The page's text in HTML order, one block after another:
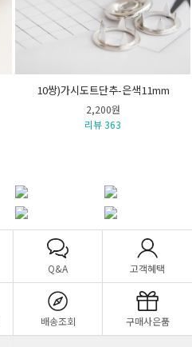
10쌍)가시도트단추-은색11mm
2,200원
리뷰 363
Q&A 고객혜택
배송조회 구매사은품